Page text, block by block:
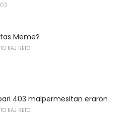
Meme?
KAJ RETO
403 malpermesitan eraron
KAJ RETO